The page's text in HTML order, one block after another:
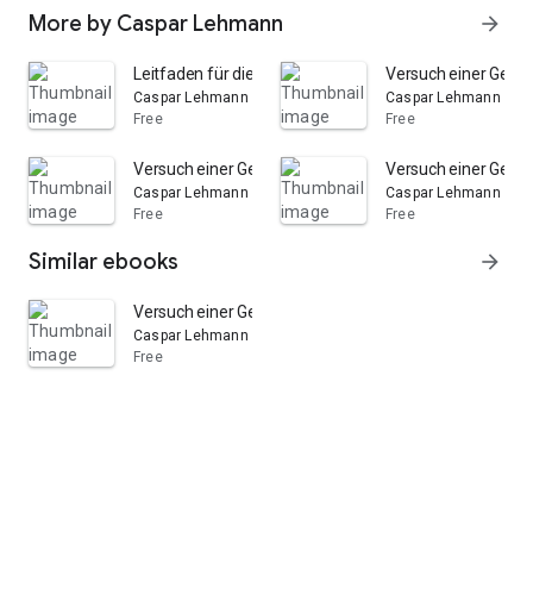
More by Caspar Lehmann arrow_forward
Leitfaden für die Vorlesungen über die Geschichte in
Caspar Lehmann
Free
Versuch einer
Caspar Lehmann
Free
Versuch einer Geschichte östreichischer Regenten in
Caspar Lehmann
Free
Versuch einer
Caspar Lehmann
Free
Similar ebooks arrow_forward
Versuch einer Geschichte östreichischer Regenten in
Caspar Lehmann
Free